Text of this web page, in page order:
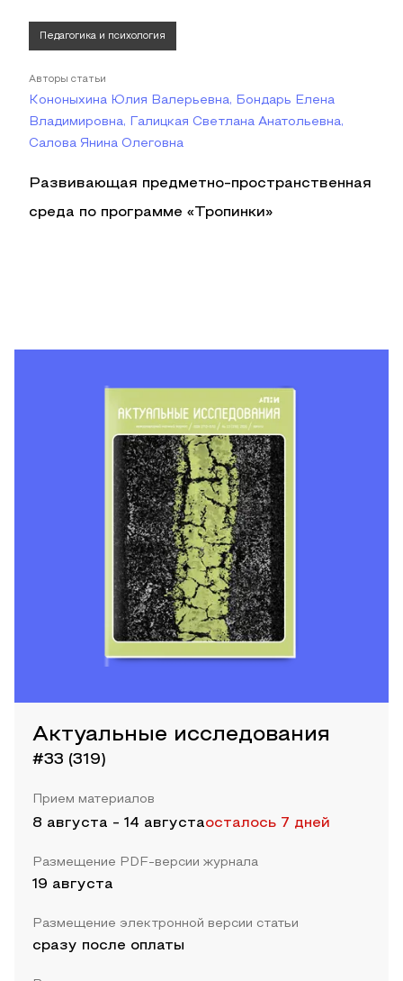
Педагогика и психология
Авторы статьи
Кононыхина Юлия Валерьевна, Бондарь Елена
Владимировна, Галицкая Светлана Анатольевна,
Салова Янина Олеговна
Развивающая предметно-пространственная
среда по программе «Тропинки»
Актуальные исследования
#33 (319)
Прием материалов
8 августа - 14 августаосталось 7 дней
Размещение PDF-версии журнала
19 августа
Размещение электронной версии статьи
сразу после оплаты